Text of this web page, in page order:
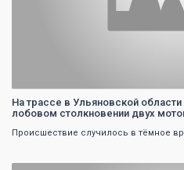
На трассе в Ульяновской
лобовом столкновении двух
Происшествие случилось в тёмное